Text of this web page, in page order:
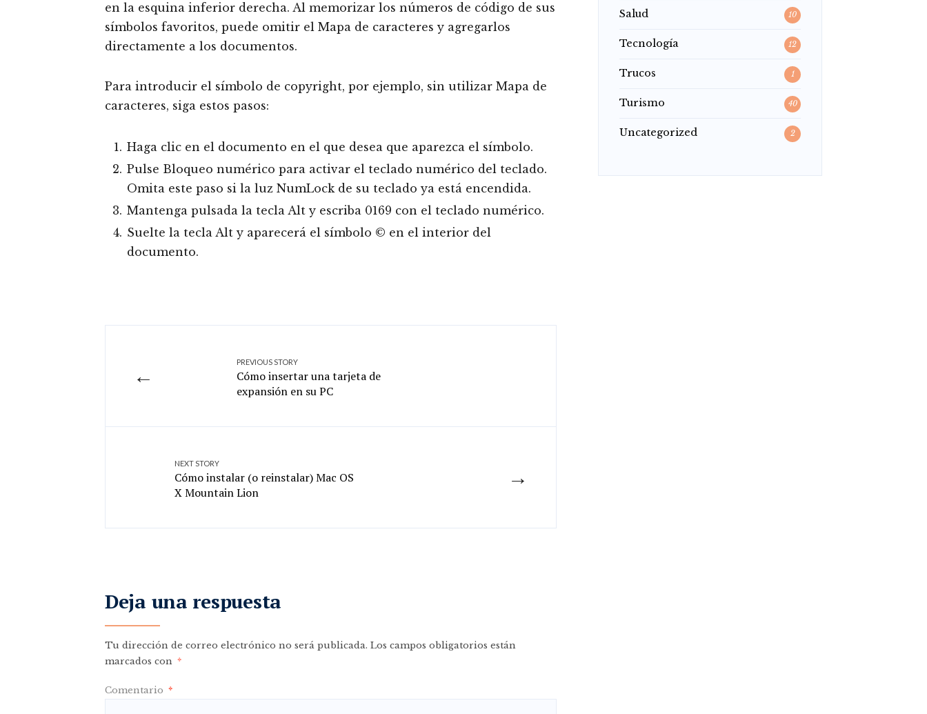
en la esquina inferior derecha. Al memorizar los números de código de sus
símbolos favoritos, puede omitir el Mapa de caracteres y agregarlos
directamente a los documentos.
Para introducir el símbolo de copyright, por ejemplo, sin utilizar Mapa de
caracteres, siga estos pasos:
Haga clic en el documento en el que desea que aparezca el símbolo.
Pulse Bloqueo numérico para activar el teclado numérico del teclado.
Omita este paso si la luz NumLock de su teclado ya está encendida.
Mantenga pulsada la tecla Alt y escriba 0169 con el teclado numérico.
Suelte la tecla Alt y aparecerá el símbolo © en el interior del
documento.
←
PREVIOUS STORY
Cómo insertar una tarjeta de
expansión en su PC
→
NEXT STORY
Cómo instalar (o reinstalar) Mac OS
X Mountain Lion
Deja una respuesta
Tu dirección de correo electrónico no será publicada. Los campos obligatorios están
marcados con *
Comentario *
Salud 10
Tecnología 12
Trucos 1
Turismo 40
Uncategorized 2